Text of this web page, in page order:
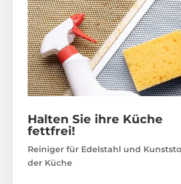
Halten Sie ihre Küche
fettfrei!
Reiniger für Edelstahl und
der Küche